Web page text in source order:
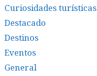
Curiosidades turísticas
Destacado
Destinos
Eventos
General